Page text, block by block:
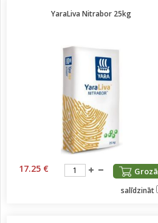
YaraLiva Nitrabor 25kg
17.25 € Grozā
salīdzināt